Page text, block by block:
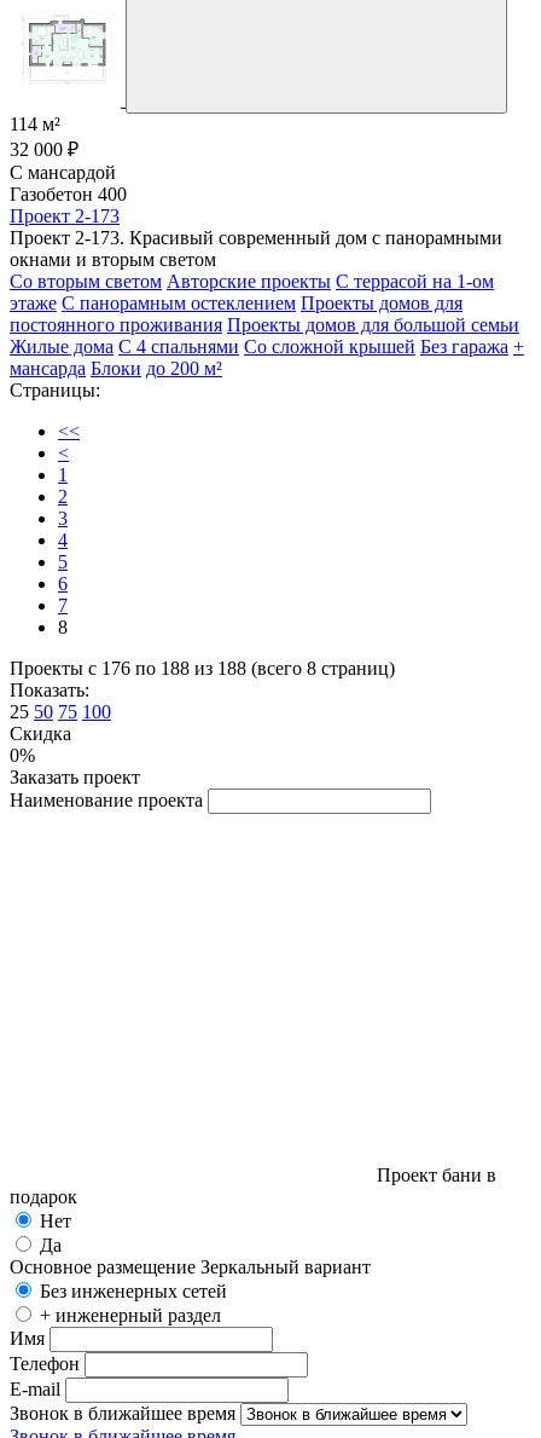
114 м²
32 000 ₽
С мансардой
Газобетон 400
Проект 2-173
Проект 2-173. Красивый современный дом с панорамными
окнами и вторым светом
Со вторым светом Авторские проекты С террасой на 1-ом
этаже С панорамным остеклением Проекты домов для
постоянного проживания Проекты домов для большой семьи
Жилые дома С 4 спальнями Со сложной крышей Без гаража +
мансарда Блоки до 200 м²
Страницы:
<<
<
1
2
3
4
5
6
7
8
Проекты с 176 по 188 из 188 (всего 8 страниц)
Показать:
25 50 75 100
Скидка
0%
Заказать проект
Наименование проекта
Проект бани в
подарок
Нет
Да
Основное размещение Зеркальный вариант
Без инженерных сетей
+ инженерный раздел
Имя
Телефон
E-mail
Звонок в ближайшее время